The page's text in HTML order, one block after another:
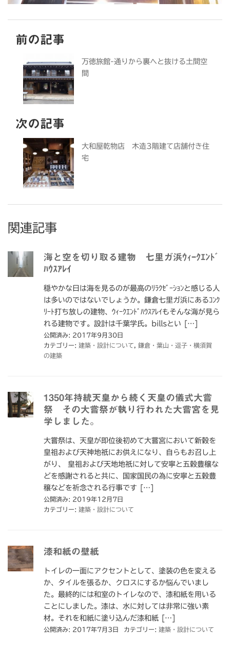
前の記事
万徳旅館-通りから裏へと抜ける土間空
間
次の記事
大和屋乾物店 木造3階建て店舗付き住
宅
関連記事
海と空を切り取る建物 七里ガ浜ｳｨｰｸｴﾝﾄﾞ
ﾊｳｽｱﾚｲ
穏やかな日は海を見るのが最高のﾘﾗｸｾﾞｰｼｮﾝと感じる人
は多いのではないでしょうか。鎌倉七里ガ浜にあるｺﾝｸ
ﾘｰﾄ打ち放しの建物、ｳｨｰｸｴﾝﾄﾞﾊｳｽｱﾚｲもそんな海が見ら
れる建物です。設計は千葉学氏。billsとい […]
公開済み: 2017年9月30日
カテゴリー: 建築・設計について
鎌倉・葉山・逗子・横須賀
の建築
1350年持統天皇から続く天皇の儀式大嘗
祭 その大嘗祭が執り行われた大嘗宮を見
学しました。
大嘗祭は、天皇が即位後初めて大嘗宮において新穀を
皇祖および天神地祇にお供えになり、自らもお召し上
がり、 皇祖および天地地祇に対して安寧と五穀豊穣な
どを感謝されると共に、国家国民の為に安寧と五穀豊
穣などを祈念される行事です […]
公開済み: 2019年12月7日
カテゴリー: 建築・設計について
漆和紙の壁紙
トイレの一面にアクセントとして、塗装の色を変える
か、タイルを張るか、クロスにするか悩んでいまし
た。最終的には和室のトイレなので、漆和紙を用いる
ことにしました。漆は、水に対しては非常に強い素
材。それを和紙に塗り込んだ漆和紙 […]
公開済み: 2017年7月3日 カテゴリー: 建築・設計について